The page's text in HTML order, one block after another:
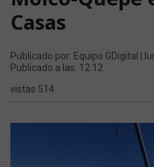
Casas
Publicado por: Equipo GDigital |
Publicado a las: 12:12
vistas 514